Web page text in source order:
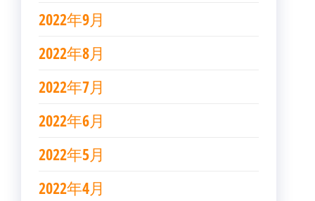
2022年9月
2022年8月
2022年7月
2022年6月
2022年5月
2022年4月